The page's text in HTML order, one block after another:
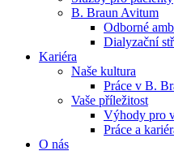
B. Braun Avitum
Odborné
Dialyzační
Kariéra
Naše kultura
Práce v B.
Vaše příležitost​
Výhody pro
Práce a
O nás